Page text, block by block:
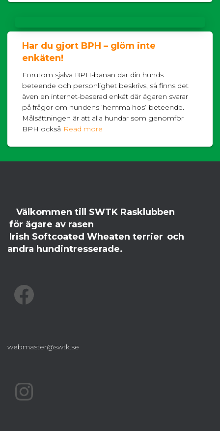
Har du gjort BPH – glöm inte
enkäten!
Förutom själva BPH-banan där din hunds
beteende och personlighet beskrivs, så finns det
även en internet-baserad enkät där ägaren svarar
på frågor om hundens ’hemma hos’-beteende.
Målsättningen är att alla hundar som genomför
BPH också Read more
Välkommen till SWTK Rasklubben
för ägare av rasen
Irish Softcoated Wheaten terrier och
andra hundintresserade.
webmaster@swtk.se